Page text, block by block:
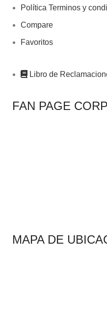
Política Terminos y
Compare
Favoritos
Libro de
FAN PAGE
MAPA DE